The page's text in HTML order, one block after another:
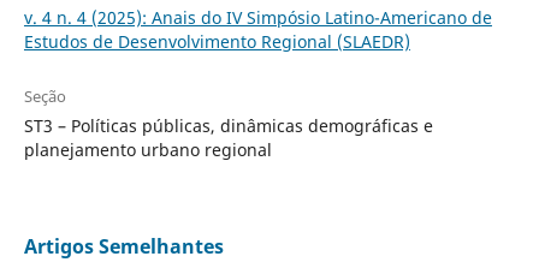
v. 4 n. 4 (2025): Anais do IV Simpósio Latino-Americano de
Estudos de Desenvolvimento Regional (SLAEDR)
Seção
ST3 – Políticas públicas, dinâmicas demográficas e
planejamento urbano regional
Artigos Semelhantes